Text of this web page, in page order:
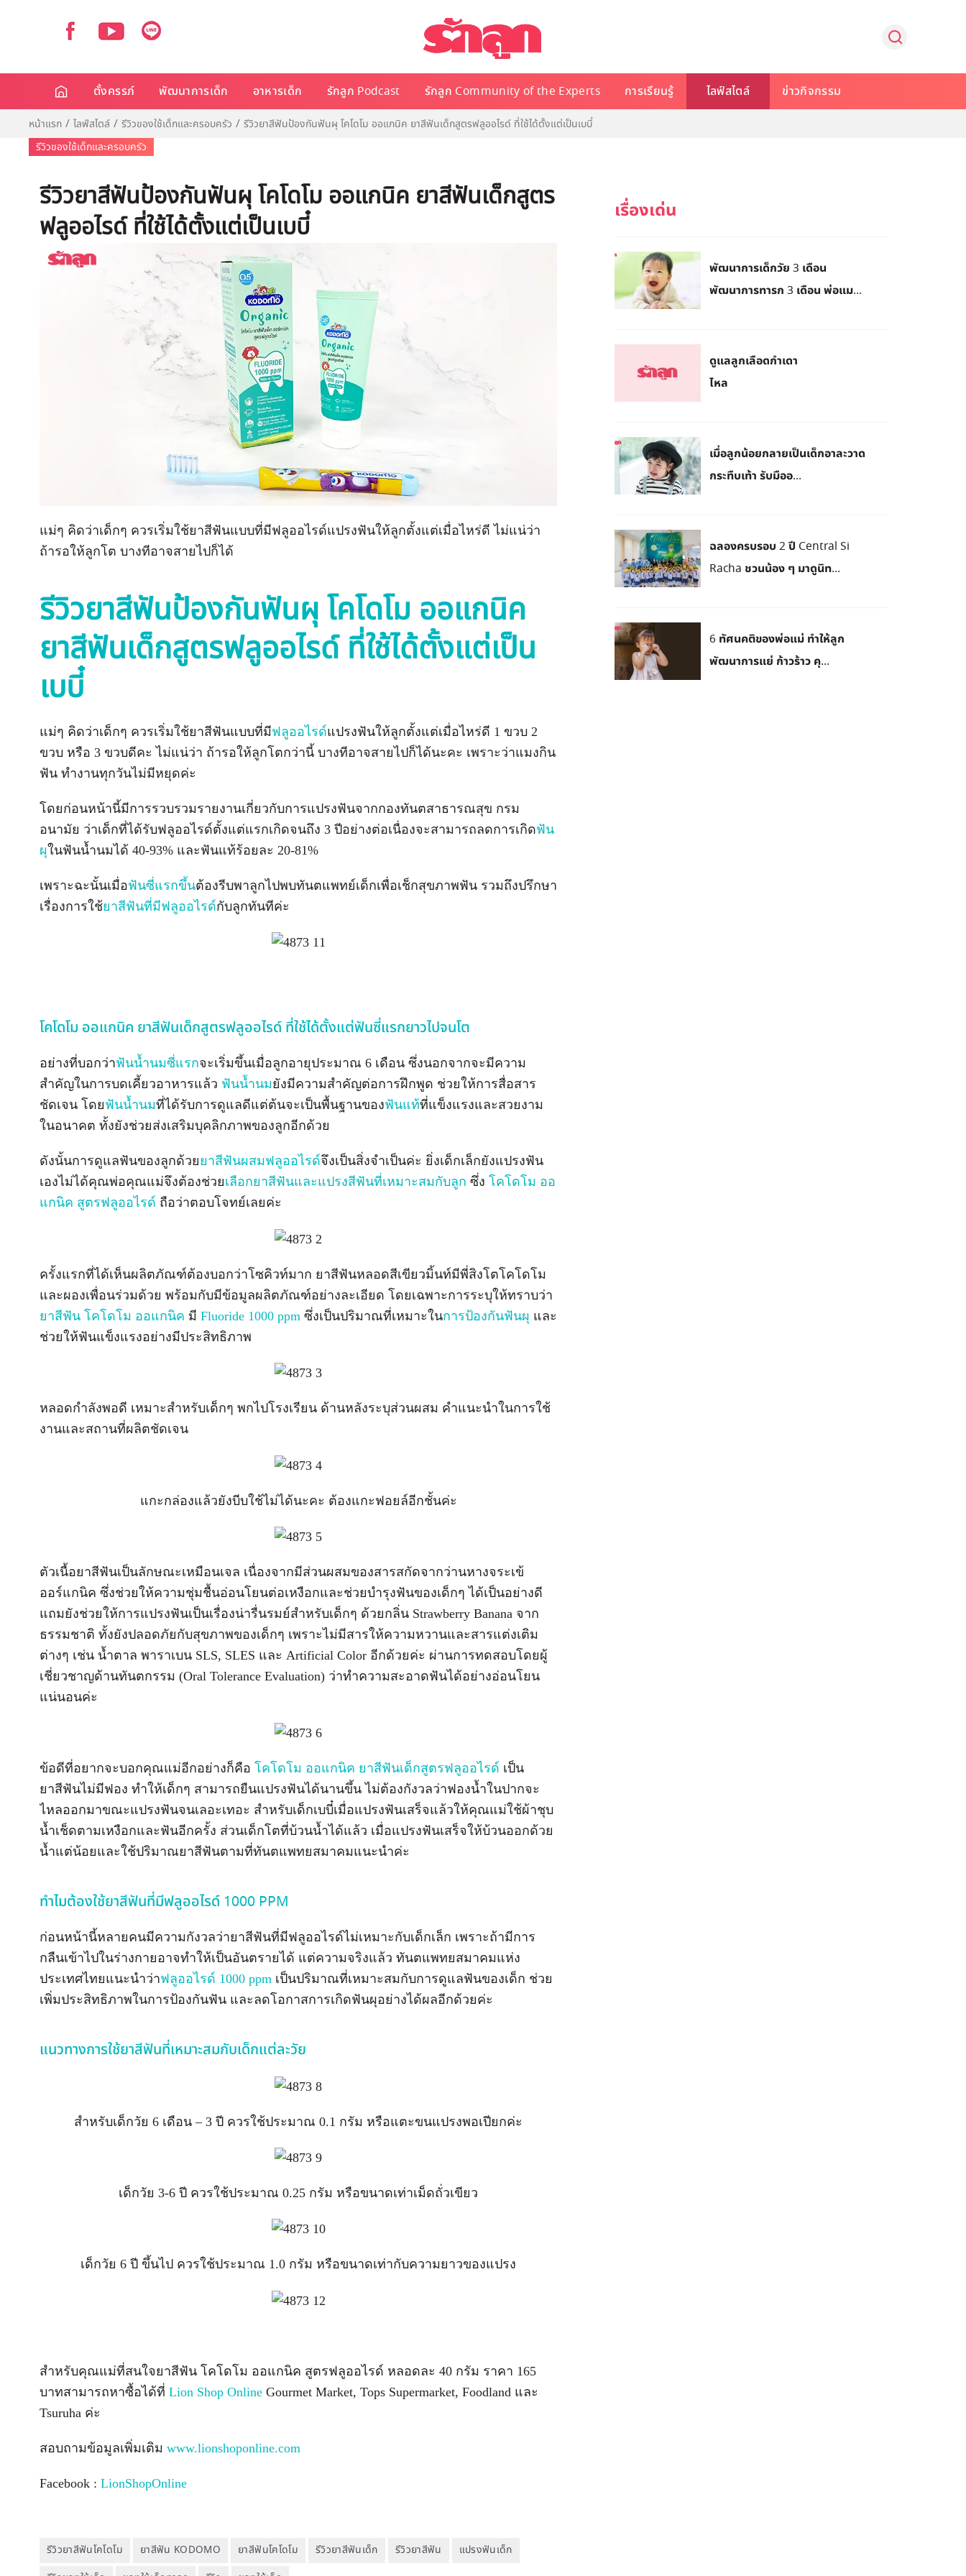
ตั้งครรภ์ พัฒนาการเด็ก อาหารเด็ก รักลูก Podcast รักลูก Community of the Experts การเรียนรู้ ไลฟ์สไตล์ ข่าวกิจกรรม
หน้าแรก ไลฟ์สไตล์ รีวิวของใช้เด็กและครอบครัว
รีวิวยาสีฟันป้องกันฟันผุ โคโดโม ออแกนิค ยาสีฟันเด็กสูตรฟลูออไรด์ ที่ใช้ได้ตั้งแต่เป็นเบบี๋
รีวิวของใช้เด็กและครอบครัว
รีวิวยาสีฟันป้องกันฟันผุ โคโดโม ออแกนิค ยาสีฟันเด็กสูตร
ฟลูออไรด์ ที่ใช้ได้ตั้งแต่เป็นเบบี๋
แม่ๆ คิดว่าเด็กๆ ควรเริ่มใช้ยาสีฟันแบบที่มีฟลูออไรด์แปรงฟันให้ลูกตั้งแต่เมื่อไหร่ดี ไม่แน่ว่า
ถ้ารอให้ลูกโต บางทีอาจสายไปก็ได้
รีวิวยาสีฟันป้องกันฟันผุ โคโดโม ออแกนิค
ยาสีฟันเด็กสูตรฟลูออไรด์ ที่ใช้ได้ตั้งแต่เป็น
เบบี๋
แม่ๆ คิดว่าเด็กๆ ควรเริ่มใช้ยาสีฟันแบบที่มีฟลูออไรด์แปรงฟันให้ลูกตั้งแต่เมื่อไหร่ดี 1 ขวบ 2
ขวบ หรือ 3 ขวบดีคะ ไม่แน่ว่า ถ้ารอให้ลูกโตกว่านี้ บางทีอาจสายไปก็ได้นะคะ เพราะว่าแมงกิน
ฟัน ทำงานทุกวันไม่มีหยุดค่ะ
โดยก่อนหน้านี้มีการรวบรวมรายงานเกี่ยวกับการแปรงฟันจากกองทันตสาธารณสุข กรม
อนามัย ว่าเด็กที่ได้รับฟลูออไรด์ตั้งแต่แรกเกิดจนถึง 3 ปีอย่างต่อเนื่องจะสามารถลดการเกิดฟัน
ผุในฟันน้ำนมได้ 40-93% และฟันแท้ร้อยละ 20-81%
เพราะฉะนั้นเมื่อฟันซี่แรกขึ้นต้องรีบพาลูกไปพบทันตแพทย์เด็กเพื่อเช็กสุขภาพฟัน รวมถึงปรึกษา
เรื่องการใช้ยาสีฟันที่มีฟลูออไรด์กับลูกทันทีค่ะ
โคโดโม ออแกนิค ยาสีฟันเด็กสูตรฟลูออไรด์ ที่ใช้ได้ตั้งแต่ฟันซี่แรกยาวไปจนโต
อย่างที่บอกว่าฟันน้ำนมซี่แรกจะเริ่มขึ้นเมื่อลูกอายุประมาณ 6 เดือน ซึ่งนอกจากจะมีความ
สำคัญในการบดเคี้ยวอาหารแล้ว ฟันน้ำนมยังมีความสำคัญต่อการฝึกพูด ช่วยให้การสื่อสาร
ชัดเจน โดยฟันน้ำนมที่ได้รับการดูแลดีแต่ต้นจะเป็นพื้นฐานของฟันแท้ที่แข็งแรงและสวยงาม
ในอนาคต ทั้งยังช่วยส่งเสริมบุคลิกภาพของลูกอีกด้วย
ดังนั้นการดูแลฟันของลูกด้วยยาสีฟันผสมฟลูออไรด์จึงเป็นสิ่งจำเป็นค่ะ ยิ่งเด็กเล็กยังแปรงฟัน
เองไม่ได้คุณพ่อคุณแม่จึงต้องช่วยเลือกยาสีฟันและแปรงสีฟันที่เหมาะสมกับลูก ซึ่ง โคโดโม ออ
แกนิค สูตรฟลูออไรด์ ถือว่าตอบโจทย์เลยค่ะ
ครั้งแรกที่ได้เห็นผลิตภัณฑ์ต้องบอกว่าโซคิวท์มาก ยาสีฟันหลอดสีเขียวมิ้นท์มีพี่สิงโตโคโดโม
และผองเพื่อนร่วมด้วย พร้อมกับมีข้อมูลผลิตภัณฑ์อย่างละเอียด โดยเฉพาะการระบุให้ทราบว่า
ยาสีฟัน โคโดโม ออแกนิค มี Fluoride 1000 ppm ซึ่งเป็นปริมาณที่เหมาะในการป้องกันฟันผุ และ
ช่วยให้ฟันแข็งแรงอย่างมีประสิทธิภาพ
หลอดกำลังพอดี เหมาะสำหรับเด็กๆ พกไปโรงเรียน ด้านหลังระบุส่วนผสม คำแนะนำในการใช้
งานและสถานที่ผลิตชัดเจน
แกะกล่องแล้วยังบีบใช้ไม่ได้นะคะ ต้องแกะฟอยล์อีกชั้นค่ะ
ตัวเนื้อยาสีฟันเป็นลักษณะเหมือนเจล เนื่องจากมีส่วนผสมของสารสกัดจากว่านหางจระเข้
ออร์แกนิค ซึ่งช่วยให้ความชุ่มชื้นอ่อนโยนต่อเหงือกและช่วยบำรุงฟันของเด็กๆ ได้เป็นอย่างดี
แถมยังช่วยให้การแปรงฟันเป็นเรื่องน่ารื่นรมย์สำหรับเด็กๆ ด้วยกลิ่น Strawberry Banana จาก
ธรรมชาติ ทั้งยังปลอดภัยกับสุขภาพของเด็กๆ เพราะไม่มีสารให้ความหวานและสารแต่งเติม
ต่างๆ เช่น น้ำตาล พาราเบน SLS, SLES และ Artificial Color อีกด้วยค่ะ ผ่านการทดสอบโดยผู้
เชี่ยวชาญด้านทันตกรรม (Oral Tolerance Evaluation) ว่าทำความสะอาดฟันได้อย่างอ่อนโยน
แน่นอนค่ะ
ข้อดีที่อยากจะบอกคุณแม่อีกอย่างก็คือ โคโดโม ออแกนิค ยาสีฟันเด็กสูตรฟลูออไรด์ เป็น
ยาสีฟันไม่มีฟอง ทำให้เด็กๆ สามารถยืนแปรงฟันได้นานขึ้น ไม่ต้องกังวลว่าฟองน้ำในปากจะ
ไหลออกมาขณะแปรงฟันจนเลอะเทอะ สำหรับเด็กเบบี๋เมื่อแปรงฟันเสร็จแล้วให้คุณแม่ใช้ผ้าชุบ
น้ำเช็ดตามเหงือกและฟันอีกครั้ง ส่วนเด็กโตที่บ้วนน้ำได้แล้ว เมื่อแปรงฟันเสร็จให้บ้วนออกด้วย
น้ำแต่น้อยและใช้ปริมาณยาสีฟันตามที่ทันตแพทยสมาคมแนะนำค่ะ
ทำไมต้องใช้ยาสีฟันที่มีฟลูออไรด์ 1000 PPM
ก่อนหน้านี้หลายคนมีความกังวลว่ายาสีฟันที่มีฟลูออไรด์ไม่เหมาะกับเด็กเล็ก เพราะถ้ามีการ
กลืนเข้าไปในร่างกายอาจทำให้เป็นอันตรายได้ แต่ความจริงแล้ว ทันตแพทยสมาคมแห่ง
ประเทศไทยแนะนำว่าฟลูออไรด์ 1000 ppm เป็นปริมาณที่เหมาะสมกับการดูแลฟันของเด็ก ช่วย
เพิ่มประสิทธิภาพในการป้องกันฟัน และลดโอกาสการเกิดฟันผุอย่างได้ผลอีกด้วยค่ะ
แนวทางการใช้ยาสีฟันที่เหมาะสมกับเด็กแต่ละวัย
สำหรับเด็กวัย 6 เดือน – 3 ปี ควรใช้ประมาณ 0.1 กรัม หรือแตะขนแปรงพอเปียกค่ะ
เด็กวัย 3-6 ปี ควรใช้ประมาณ 0.25 กรัม หรือขนาดเท่าเม็ดถั่วเขียว
เด็กวัย 6 ปี ขึ้นไป ควรใช้ประมาณ 1.0 กรัม หรือขนาดเท่ากับความยาวของแปรง
สำหรับคุณแม่ที่สนใจยาสีฟัน โคโดโม ออแกนิค สูตรฟลูออไรด์ หลอดละ 40 กรัม ราคา 165
บาทสามารถหาซื้อได้ที่ Lion Shop Online Gourmet Market, Tops Supermarket, Foodland และ
Tsuruha ค่ะ
สอบถามข้อมูลเพิ่มเติม www.lionshoponline.com
Facebook : LionShopOnline
รีวิวยาสีฟันโคโดโม ยาสีฟัน KODOMO ยาสีฟันโคโดโม รีวิวยาสีฟันเด็ก รีวิวยาสีฟัน
แปรงฟันเด็ก
พัฒนาการเด็กวัย 3 เดือน
พัฒนาการทารก 3 เดือน พ่อแม...
ดูแลลูกเลือดกำเดา
ไหล
เมื่อลูกน้อยกลายเป็นเด็กอาละวาด
กระทืบเท้า รับมืออ...
ฉลองครบรอบ 2 ปี Central Si
Racha ชวนน้อง ๆ มาดูนิท...
6 ทัศนคติของพ่อแม่ ทำให้ลูก
พัฒนาการแย่ ก้าวร้าว คุ...